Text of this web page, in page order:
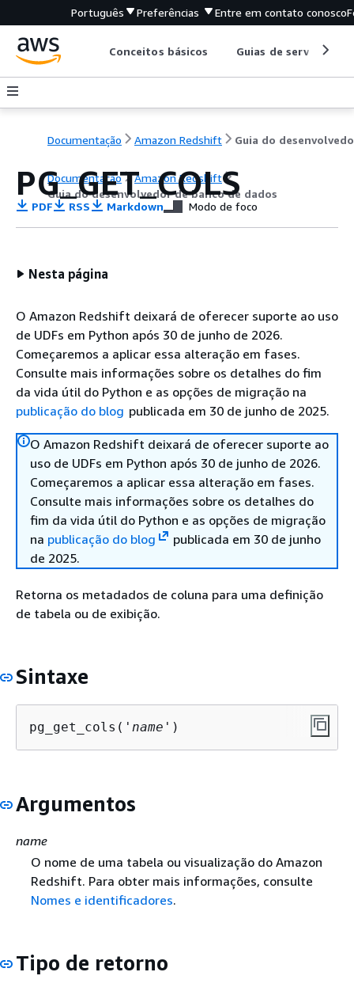
Português Preferências Entre em contato conosco
Conceitos básicos Guias de serviço
Documentação Amazon Redshift
Documentação
Amazon Redshift
Guia do desenvolvedor de banco de dados
PG_GET_COLS
PDF RSS Markdown Modo de foco
Nesta página
O Amazon Redshift deixará de oferecer suporte ao uso
de UDFs em Python após 30 de junho de 2026.
Começaremos a aplicar essa alteração em fases.
Consulte mais informações sobre os detalhes do fim
da vida útil do Python e as opções de migração na
publicação do blog publicada em 30 de junho de 2025.
O Amazon Redshift deixará de oferecer suporte ao
uso de UDFs em Python após 30 de junho de 2026.
Começaremos a aplicar essa alteração em fases.
Consulte mais informações sobre os detalhes do
fim da vida útil do Python e as opções de migração
na publicação do blog
publicada em 30 de junho
de 2025.
Retorna os metadados de coluna para uma definição
de tabela ou de exibição.
Sintaxe
pg_get_cols(' name ')
Argumentos
name
O nome de uma tabela ou visualização do Amazon
Redshift. Para obter mais informações, consulte
Nomes e identificadores.
Tipo de retorno